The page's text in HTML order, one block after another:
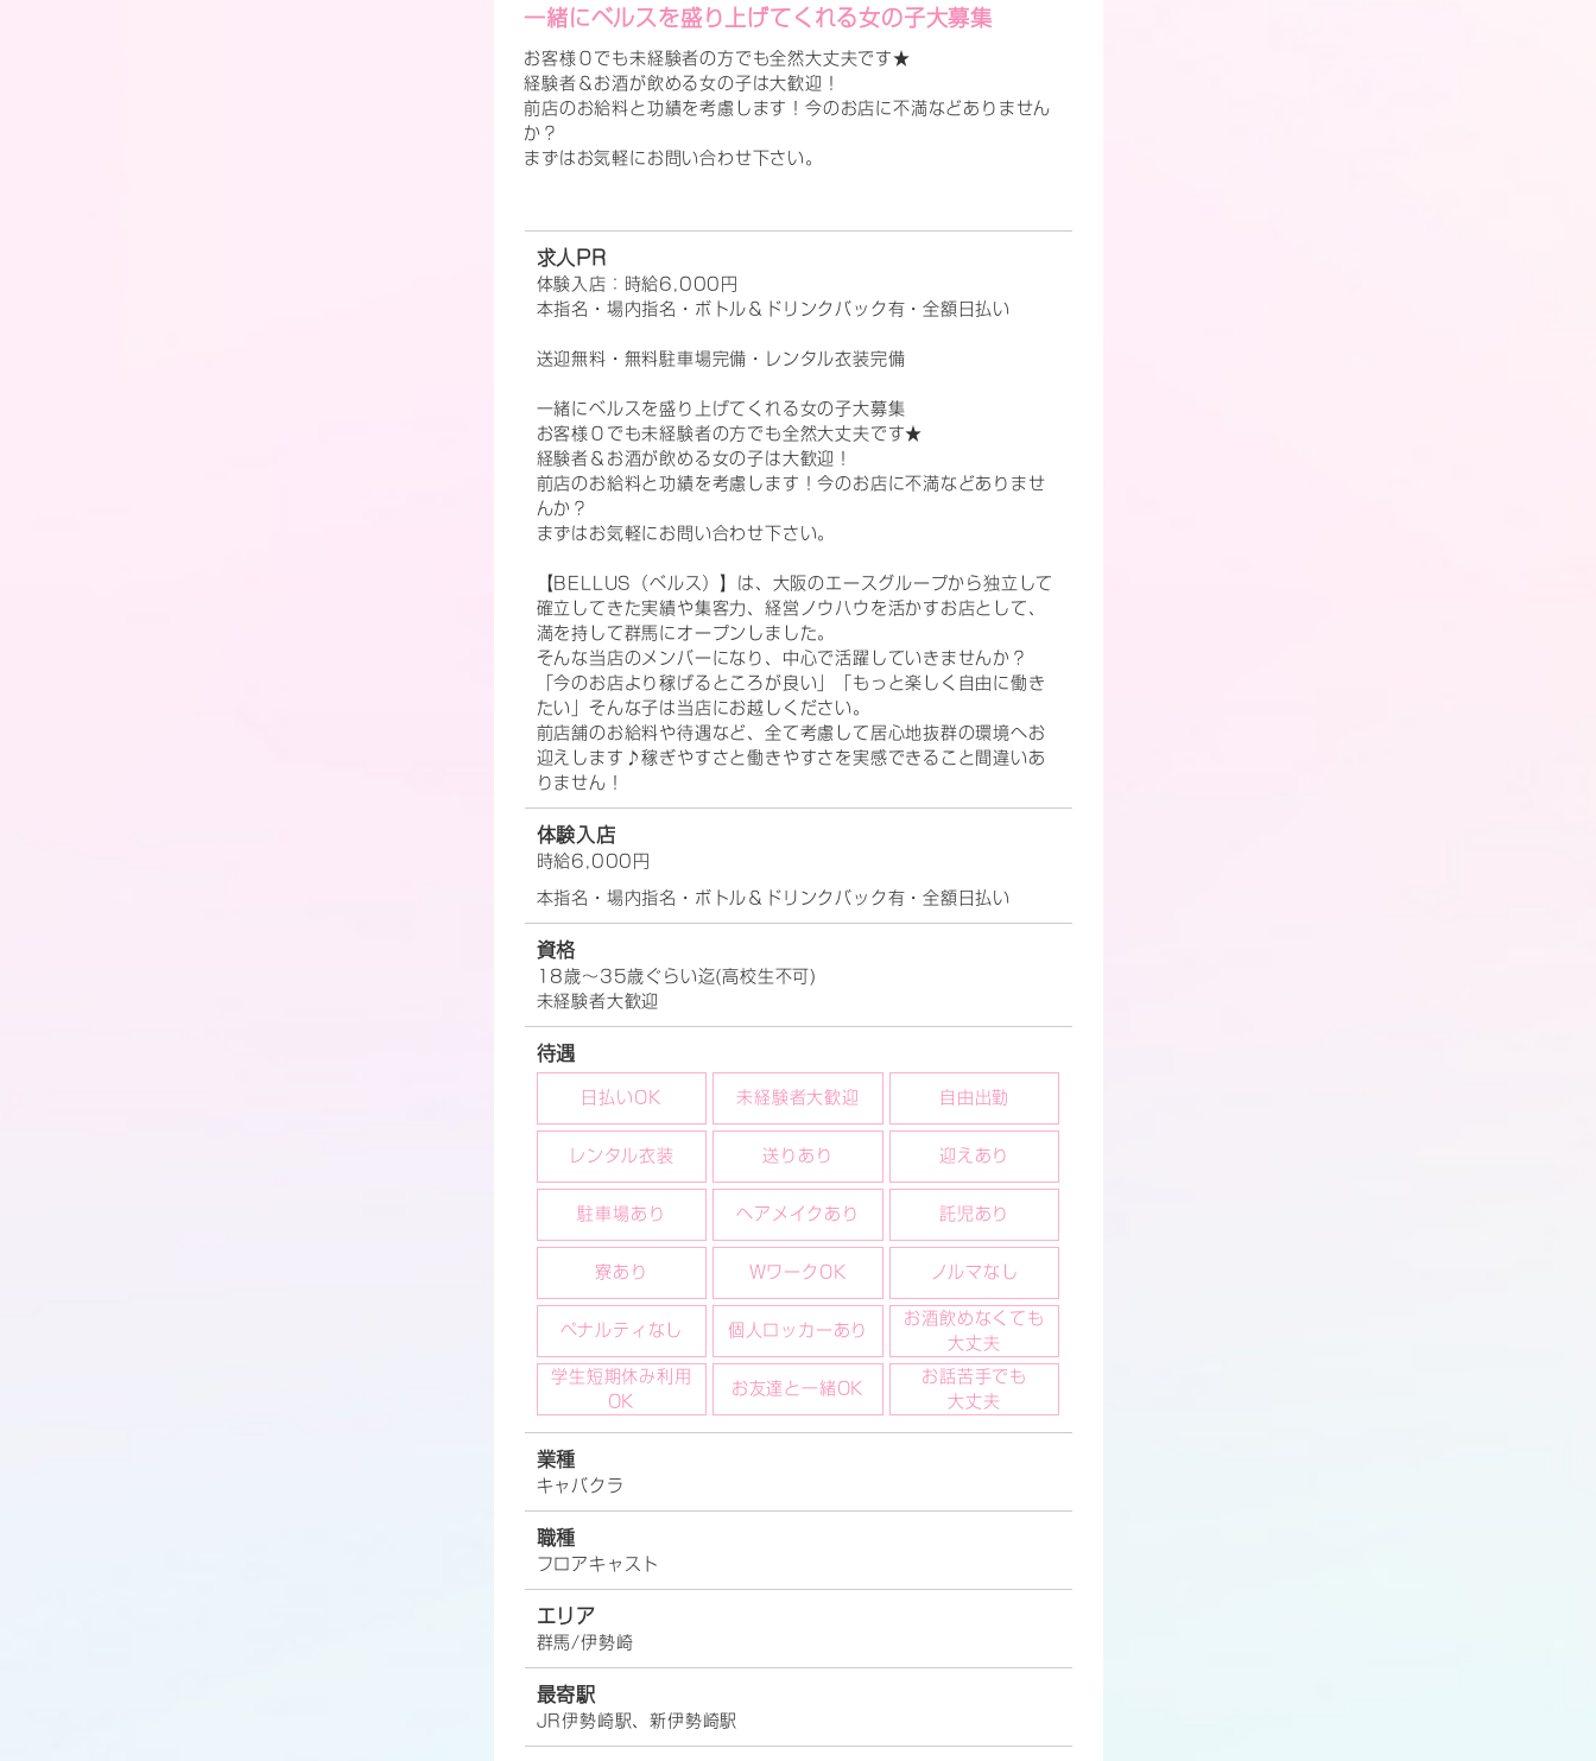
一緒にベルスを盛り上げてくれる女の子大募集
お客様０でも未経験者の方でも全然大丈夫です★
経験者＆お酒が飲める女の子は大歓迎！
前店のお給料と功績を考慮します！今のお店に不満などありません
か？
まずはお気軽にお問い合わせ下さい。
求人PR
体験入店：時給6,000円
本指名・場内指名・ボトル＆ドリンクバック有・全額日払い
送迎無料・無料駐車場完備・レンタル衣装完備
一緒にベルスを盛り上げてくれる女の子大募集
お客様０でも未経験者の方でも全然大丈夫です★
経験者＆お酒が飲める女の子は大歓迎！
前店のお給料と功績を考慮します！今のお店に不満などありませ
んか？
まずはお気軽にお問い合わせ下さい。
【BELLUS（ベルス）】は、大阪のエースグループから独立して
確立してきた実績や集客力、経営ノウハウを活かすお店として、
満を持して群馬にオープンしました。
そんな当店のメンバーになり、中心で活躍していきませんか？
「今のお店より稼げるところが良い」「もっと楽しく自由に働き
たい」そんな子は当店にお越しください。
前店舗のお給料や待遇など、全て考慮して居心地抜群の環境へお
迎えします♪稼ぎやすさと働きやすさを実感できること間違いあ
りません！
体験入店
時給6,000円
本指名・場内指名・ボトル＆ドリンクバック有・全額日払い
資格
18歳～35歳ぐらい迄(高校生不可)
未経験者大歓迎
待遇
日払いOK 未経験者大歓迎 自由出勤
レンタル衣装 送りあり 迎えあり
駐車場あり ヘアメイクあり 託児あり
寮あり WワークOK ノルマなし
ペナルティなし 個人ロッカーあり
お酒飲めなくても
大丈夫
学生短期休み利用
OK
お友達と一緒OK
お話苦手でも
大丈夫
業種
キャバクラ
職種
フロアキャスト
エリア
群馬/伊勢崎
最寄駅
JR伊勢崎駅、新伊勢崎駅